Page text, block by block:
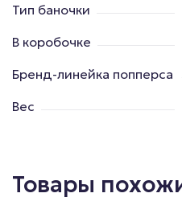
Тип баночки
В коробочке
Бренд-линейка попперса
Вес
Товары